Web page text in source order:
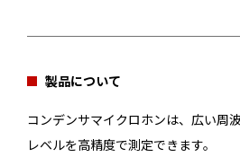
製品について
コンデンサマイクロホンは、広い周
レベルを高精度で測定できます。